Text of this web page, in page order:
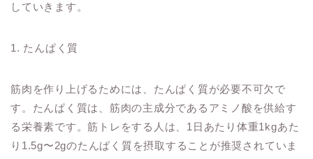
していきます。
1. たんぱく質
筋肉を作り上げるためには、たんぱく質が必要不可欠で
す。たんぱく質は、筋肉の主成分であるアミノ酸を供給す
る栄養素です。筋トレをする人は、1日あたり体重1kgあた
り1.5g〜2gのたんぱく質を摂取することが推奨されていま